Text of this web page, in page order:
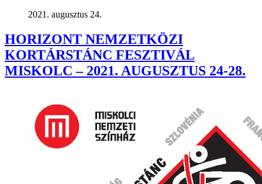
2021. augusztus 24.
HORIZONT NEMZETKÖZI
KORTÁRSTÁNC FESZTIVÁL
MISKOLC – 2021. AUGUSZTUS 24-28.